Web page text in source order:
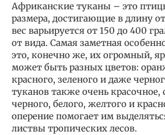
Африканские туканы – это
размера, достигающие в длину
вес варьируется от 150 до 400
от вида. Самая заметная
это, конечно же, их огромный,
может быть разных цветов:
красного, зеленого и даже
туканов также очень красочное,
черного, белого, желтого и
оперение помогает им
листвы тропических лесов.